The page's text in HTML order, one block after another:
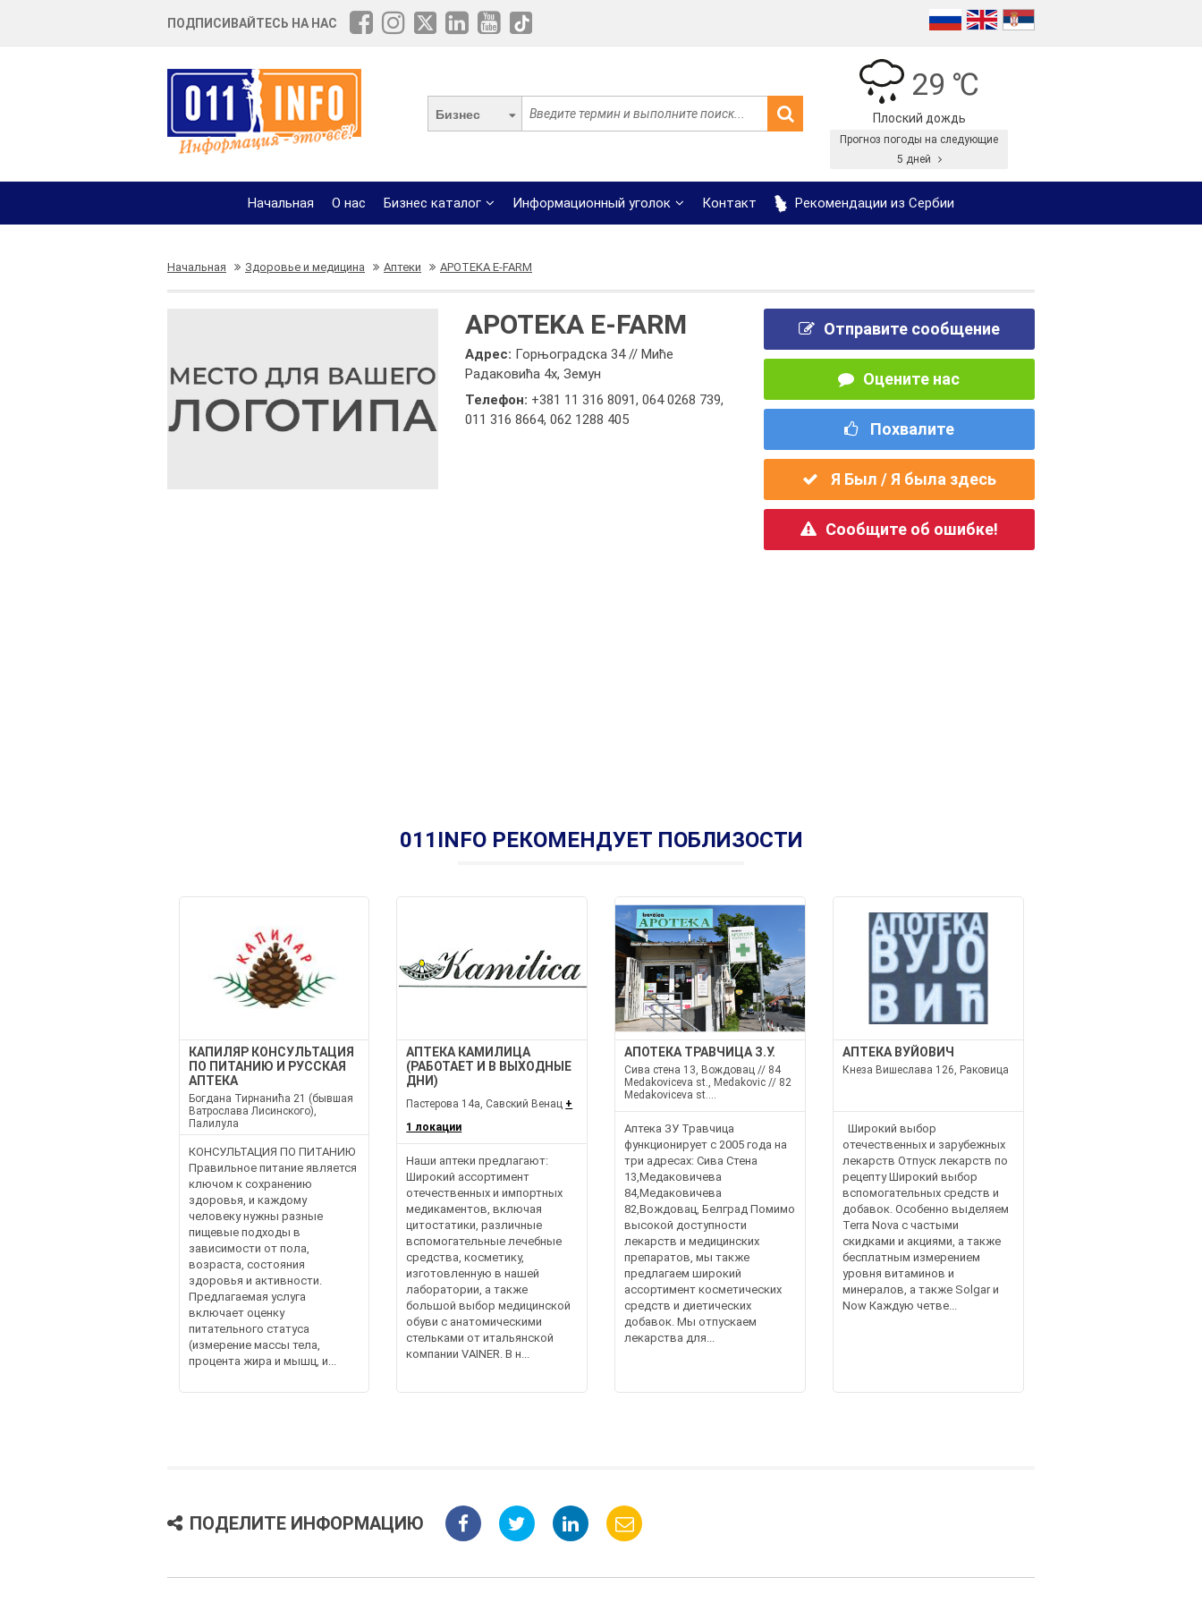
ПОДПИСИВАЙТЕСЬ НА НАС
Бизнес
29 ℃
Плоский дождь
Прогноз погоды на следующие
5 дней
Начальная О нас Бизнес каталог Информационный уголок Контакт Рекомендации из Сербии
Начальная Здоровье и медицина Аптеки APOTEKA E-FARM
APOTEKA E-FARM
Адрес: Горњоградска 34 // Миће
Радаковића 4х, Земун
Телефон: +381 11 316 8091,064 0268 739,
011 316 8664,062 1288 405
Отправите сообщение
Оцените нас
Похвалите
Я Был / Я была здесь
Сообщите об ошибке!
011INFO РЕКОМЕНДУЕТ ПОБЛИЗОСТИ
КАПИЛЯР КОНСУЛЬТАЦИЯ
ПО ПИТАНИЮ И РУССКАЯ
АПТЕКА
Богдана Тирнанића 21 (бывшая
Ватрослава Лисинского),
Палилула
КОНСУЛЬТАЦИЯ ПО ПИТАНИЮ
Правильное питание является
ключом к сохранению
здоровья, и каждому
человеку нужны разные
пищевые подходы в
зависимости от пола,
возраста, состояния
здоровья и активности.
Предлагаемая услуга
включает оценку
питательного статуса
(измерение массы тела,
процента жира и мышц, и...
АПТЕКА КАМИЛИЦА
(РАБОТАЕТ И В ВЫХОДНЫЕ
ДНИ)
Пастерова 14а, Савский Венац +
1 локации
Наши аптеки предлагают:
Широкий ассортимент
отечественных и импортных
медикаментов, включая
цитостатики, различные
вспомогательные лечебные
средства, косметику,
изготовленную в нашей
лаборатории, а также
большой выбор медицинской
обуви с анатомическими
стельками от итальянской
компании VAINER. В н...
АПОТЕКА ТРАВЧИЦА З.У.
Сива стена 13, Вождовац // 84
Medakoviceva st., Medakovic // 82
Medakoviceva st....
Аптека ЗУ Травчица
функционирует с 2005 года на
три адресах: Сива Стена
13,Медаковичева
84,Медаковичева
82,Вождовац, Белград Помимо
высокой доступности
лекарств и медицинских
препаратов, мы также
предлагаем широкий
ассортимент косметических
средств и диетических
добавок. Мы отпускаем
лекарства для...
АПТЕКА ВУЙОВИЧ
Кнеза Вишеслава 126, Раковица
Широкий выбор
отечественных и зарубежных
лекарств Отпуск лекарств по
рецепту Широкий выбор
вспомогательных средств и
добавок. Особенно выделяем
Terra Nova с частыми
скидками и акциями, а также
бесплатным измерением
уровня витаминов и
минералов, а также Solgar и
Now Каждую четве...
ПОДЕЛИТЕ ИНФОРМАЦИЮ